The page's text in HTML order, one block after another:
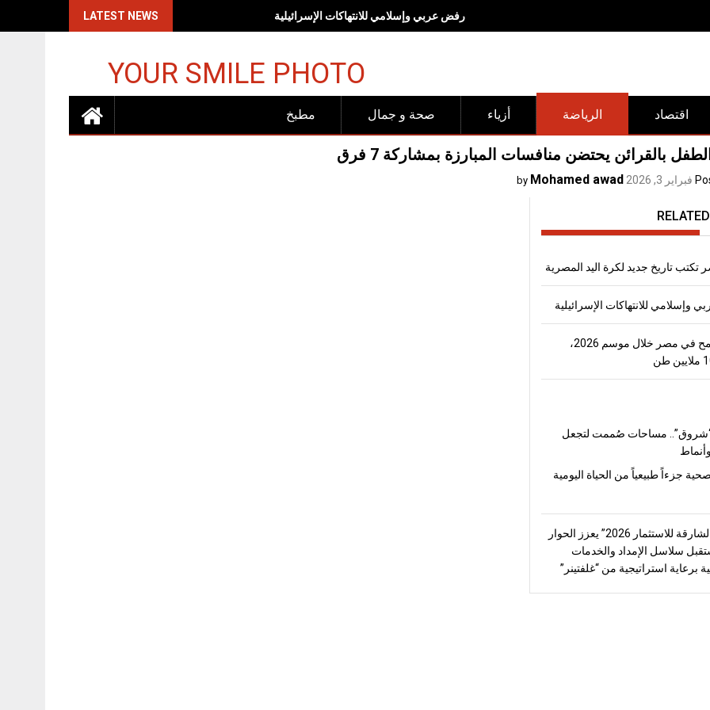
LATEST NEWS رفض عربي وإسلامي للانتهاكات الإسرائيلية
YOUR SMILE PHOTO
مطبخ صحة و جمال أزياء الرياضة اقتصاد
بالقرائن يحتضن منافسات المبارزة بمشاركة 7 فرق
فبراير 3, 2026 by
Mohamed awad
تكتب تاريخ جديد لكرة اليد المصرية
وإسلامي للانتهاكات الإسرائيلية
إنتاج القمح في مصر خلال موسم 2026،
مساحات صُممت لتجعل
جزءاً طبيعياً من الحياة اليومية
“منتدى الشارقة للاستثمار 2026” يعزز الحوار
سلاسل الإمداد والخدمات
برعاية استراتيجية من “غلفتينر”